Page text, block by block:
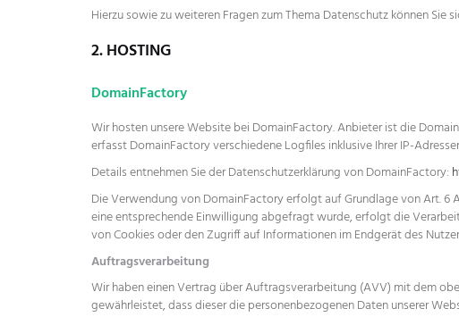
Hierzu sowie zu weiteren Fragen zum Thema Datenschutz können Sie
2. HOSTING
DomainFactory
Wir hosten unsere Website bei DomainFactory. Anbieter ist die
erfasst DomainFactory verschiedene Logfiles inklusive Ihrer IP-
Details entnehmen Sie der Datenschutzerklärung von DomainFactory:
Die Verwendung von DomainFactory erfolgt auf Grundlage von Art. 6
eine entsprechende Einwilligung abgefragt wurde, erfolgt die
von Cookies oder den Zugriff auf Informationen im Endgerät des
Auftragsverarbeitung
Wir haben einen Vertrag über Auftragsverarbeitung (AVV) mit dem
gewährleistet, dass dieser die personenbezogenen Daten unserer